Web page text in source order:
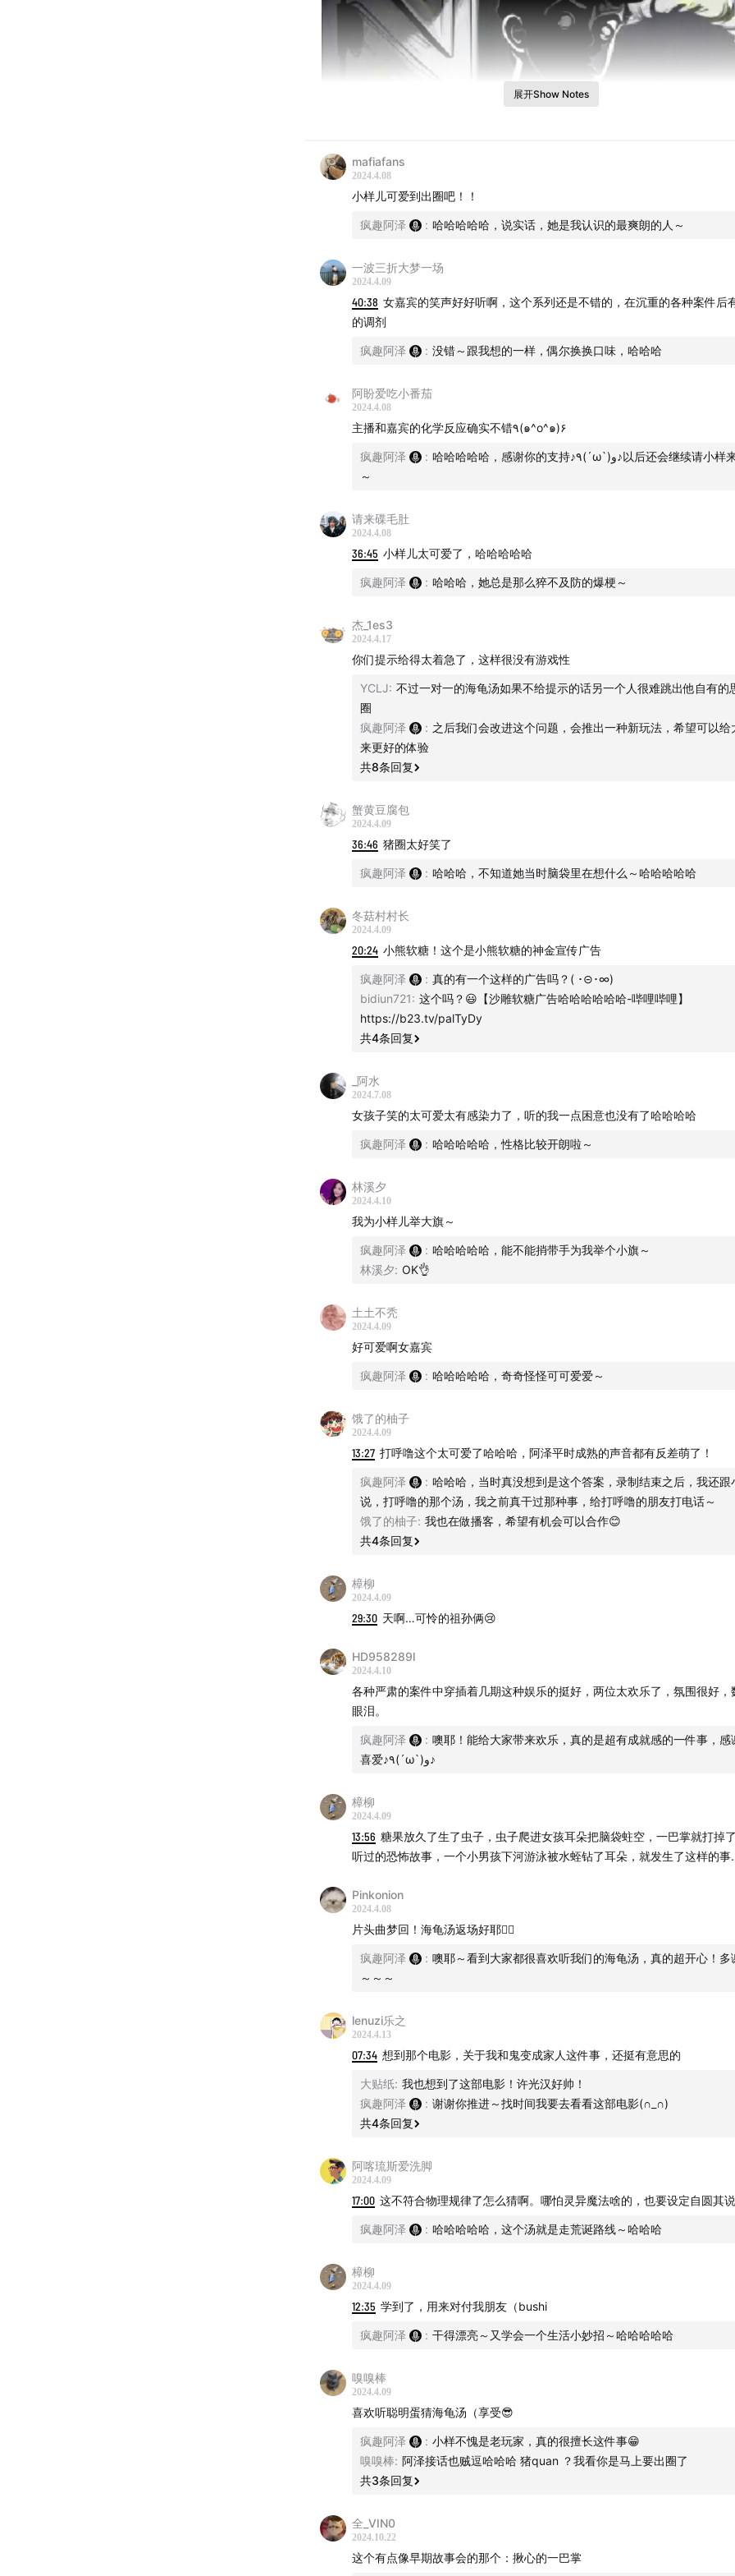
主播：阿泽
搞笑汤+恐怖汤+神经汤+煽情汤~哈哈哈
总之就是海龟汤大杂烩的一期，女嘉宾再次发挥海龟汤小天才技能，真
住她呀！除此之外，本期节目最大亮点，小熊采蜂蜜的神经汤，彻底把
溃，CPU已经烧糊了......
如有商务合作也可联系该号，备注品牌及来意哦~
海龟汤游戏玩法
海龟汤是一种逆向推理的游戏，出题者给出一个不完整的故事。
作为猜题者一方，只能通过提问，一步步验证自己对缺失故事的猜测。
而出题者，只能用
整个过程中，猜题者要试图缩小范围，努力还原整个故事。
汤面：是指题干
汤底：是指背后真相，也就是答案
更多精彩内容推荐
海龟汤：“我死了，坏叔叔也死了”
童年阴影：重温名侦探柯南
致命女人：六颗子弹的审判
罪案盘点：新香港十大奇案（下）
洗冤录：监狱澡堂裸尸案
真实故事：我当协警的日子
致命女人：咬死连环杀人犯
日本北海道无头男尸奇案
反转！贩卖少女自救案
云南！逃脱死刑的天才
犯罪心理：吃尸体的老奶奶
江苏！无头尸死后产子
本期音乐
片头曲： The Game is On - David Arnold,Michael Price
片尾曲：On My Way - 萨吉
展开Show Notes
mafiafans
2024.4.08
小样儿可爱到出圈吧！！
疯趣阿泽 : 哈哈哈哈哈，说实话，她是我认识的最爽朗的人～
一波三折大梦一场
2024.4.09
40:38 女嘉宾的笑声好好听啊，这个系列还是不错的，在沉重的各种案件后
的调剂
疯趣阿泽 : 没错～跟我想的一样，偶尔换换口味，哈哈哈
阿盼爱吃小番茄
2024.4.08
主播和嘉宾的化学反应确实不错٩(๑^o^๑)۶
疯趣阿泽 : 哈哈哈哈哈，感谢你的支持♪٩(´ω`)و♪以后还会继续请小样来做客的
～
请来碟毛肚
2024.4.08
36:45 小样儿太可爱了，哈哈哈哈哈
疯趣阿泽 : 哈哈哈，她总是那么猝不及防的爆梗～
杰_1es3
2024.4.17
你们提示给得太着急了，这样很没有游戏性
YCLJ: 不过一对一的海龟汤如果不给提示的话另一个人很难跳出他自有的
圈
疯趣阿泽
: 之后我们会改进这个问题，会推出一种新玩法，希望可以给
来更好的体验
共8条回复
蟹黄豆腐包
2024.4.09
36:46 猪圈太好笑了
疯趣阿泽 : 哈哈哈，不知道她当时脑袋里在想什么～哈哈哈哈哈
冬菇村村长
2024.4.09
20:24 小熊软糖！这个是小熊软糖的神金宣传广告
疯趣阿泽 : 真的有一个这样的广告吗？( ･⊝･∞)
bidiun721: 这个吗？😃【沙雕软糖广告哈哈哈哈哈哈-哔哩哔哩】
https://b23.tv/palTyDy
共4条回复
_阿水
2024.7.08
女孩子笑的太可爱太有感染力了，听的我一点困意也没有了哈哈哈哈
疯趣阿泽 : 哈哈哈哈哈，性格比较开朗啦～
林溪夕
2024.4.10
我为小样儿举大旗～
疯趣阿泽 : 哈哈哈哈哈，能不能捎带手为我举个小旗～
林溪夕: OK👌
土土不秃
2024.4.09
好可爱啊女嘉宾
疯趣阿泽 : 哈哈哈哈哈，奇奇怪怪可可爱爱～
饿了的柚子
2024.4.09
13:27 打呼噜这个太可爱了哈哈哈，阿泽平时成熟的声音都有反差萌了！
疯趣阿泽 : 哈哈哈，当时真没想到是这个答案，录制结束之后，我还跟
说，打呼噜的那个汤，我之前真干过那种事，给打呼噜的朋友打电话～
饿了的柚子: 我也在做播客，希望有机会可以合作😊
共4条回复
樟柳
2024.4.09
29:30 天啊…可怜的祖孙俩😢
HD958289l
2024.4.10
各种严肃的案件中穿插着几期这种娱乐的挺好，两位太欢乐了，氛围很好，
眼泪。
疯趣阿泽 : 噢耶！能给大家带来欢乐，真的是超有成就感的一件事，感
喜爱♪٩(´ω`)و♪
樟柳
2024.4.09
13:56 糖果放久了生了虫子，虫子爬进女孩耳朵把脑袋蛀空，一巴掌就打掉
听过的恐怖故事，一个小男孩下河游泳被水蛭钻了耳朵，就发生了这样的
Pinkonion
2024.4.08
片头曲梦回！海龟汤返场好耶✌🏻
疯趣阿泽 : 噢耶～看到大家都很喜欢听我们的海龟汤，真的超开心！多
～～～
lenuzi乐之
2024.4.13
07:34 想到那个电影，关于我和鬼变成家人这件事，还挺有意思的
大贴纸: 我也想到了这部电影！许光汉好帅！
疯趣阿泽
: 谢谢你推进～找时间我要去看看这部电影(∩_∩)
共4条回复
阿喀琉斯爱洗脚
2024.4.09
17:00 这不符合物理规律了怎么猜啊。哪怕灵异魔法啥的，也要设定自圆其说
疯趣阿泽 : 哈哈哈哈哈，这个汤就是走荒诞路线～哈哈哈
樟柳
2024.4.09
12:35 学到了，用来对付我朋友（bushi
疯趣阿泽 : 干得漂亮～又学会一个生活小妙招～哈哈哈哈哈
嗅嗅棒
2024.4.09
喜欢听聪明蛋猜海龟汤（享受😎
疯趣阿泽 : 小样不愧是老玩家，真的很擅长这件事😁
嗅嗅棒: 阿泽接话也贼逗哈哈哈 猪quan ？我看你是马上要出圈了
共3条回复
全_VIN0
2024.10.22
这个有点像早期故事会的那个：揪心的一巴掌